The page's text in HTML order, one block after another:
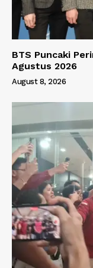
BTS Puncaki
Agustus 2026
August 8, 2026